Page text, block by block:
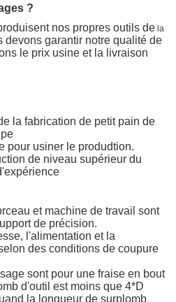
?
nos propres outils de la
devons garantir notre qualité de
le prix usine et la livraison
la fabrication de petit pain de
pour usiner le produdtion.
de niveau supérieur du
et machine de travail sont
de précision.
l'alimentation et la
des conditions de coupure
sont pour une fraise en bout
d'outil est moins que 4*D
la longueur de surplomb